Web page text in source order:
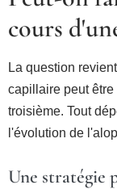
cours
La question
capillaire peut
troisième. Tout
l'évolution de
Une stratégie